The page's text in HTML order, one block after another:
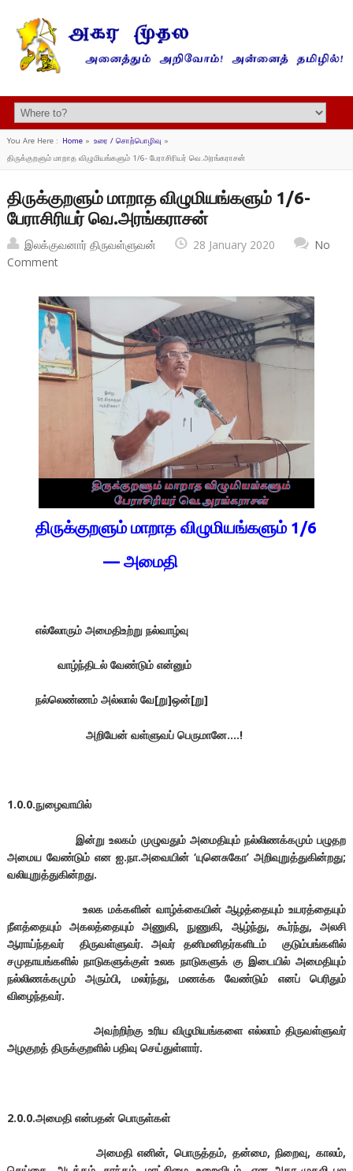
You Are Here : Home» உரை / சொற்பொழிவு »
திருக்குறளும் மாறாத விழுமியங்களும் 1/6- பேராசிரியர் வெ.அரங்கராசன்
திருக்குறளும் மாறாத விழுமியங்களும் 1/6-
பேராசிரியர் வெ.அரங்கராசன்
இலக்குவனார் திருவள்ளுவன் 28 January 2020
No
Comment
திருக்குறளும் மாறாத விழுமியங்களும் 1/6
— அமைதி
எல்லோரும் அமைதிஉற்று நல்வாழ்வு
வாழ்ந்திடல் வேண்டும் என்னும்
நல்லெண்ணம் அல்லால் வே[று]ஒன்[று]
அறியேன் வள்ளுவப் பெருமானே….!
1.0.0.நுழைவாயில்
இன்று உலகம் முழுவதும் அமைதியும் நல்லிணக்கமும் பழுதற
அமைய வேண்டும் என ஐ.நா.அவையின் ‘யுனெசுகோ’அறிவுறுத்துகின்றது;
வலியுறுத்துகின்றது.
உலக மக்களின் வாழ்க்கையின் ஆழத்தையும் உயரத்தையும்
நீளத்தையும் அகலத்தையும் அணுகி, நுணுகி, ஆழ்ந்து, கூர்ந்து, அலசி
ஆராய்ந்தவர் திருவள்ளுவர். அவர் தனிமனிதர்களிடம் குடும்பங்களில்
சமுதாயங்களில் நாடுகளுக்குள் உலக நாடுகளுக் கு இடையில் அமைதியும்
நல்லிணக்கமும் அரும்பி, மலர்ந்து, மணக்க வேண்டும் எனப் பெரிதும்
விழைந்தவர்.
அவற்றிற்கு உரிய விழுமியங்களை எல்லாம் திருவள்ளுவர்
அழகுறத் திருக்குறளில் பதிவு செய்துள்ளார்.
2.0.0.அமைதி என்பதன் பொருள்கள்
அமைதிஎனின், பொருத்தம், தன்மை, நிறைவு, காலம்,